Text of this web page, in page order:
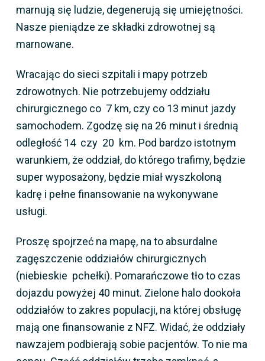
marnują się ludzie, degenerują się umiejętności.
Nasze pieniądze ze składki zdrowotnej są
marnowane.
Wracając do sieci szpitali i mapy potrzeb
zdrowotnych. Nie potrzebujemy oddziału
chirurgicznego co 7 km, czy co 13 minut jazdy
samochodem. Zgodzę się na 26 minut i średnią
odległość 14 czy 20 km. Pod bardzo istotnym
warunkiem, że oddział, do którego trafimy, będzie
super wyposażony, będzie miał wyszkoloną
kadrę i pełne finansowanie na wykonywane
usługi.
Proszę spojrzeć na mapę, na to absurdalne
zagęszczenie oddziałów chirurgicznych
(niebieskie pchełki). Pomarańczowe tło to czas
dojazdu powyżej 40 minut. Zielone halo dookoła
oddziałów to zakres populacji, na której obsługę
mają one finansowanie z NFZ. Widać, że oddziały
nawzajem podbierają sobie pacjentów. To nie ma